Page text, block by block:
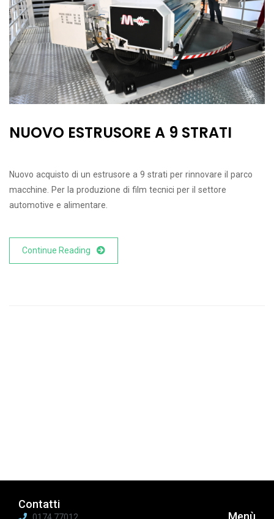
NUOVO ESTRUSORE A 9 STRATI
Nuovo acquisto di un estrusore a 9 strati per rinnovare il parco
macchine. Per la produzione di film tecnici per il settore
automotive e alimentare.
Continue Reading
Contatti
Menù